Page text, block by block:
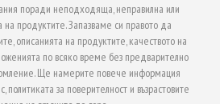
поради неподходяща, неправилна или
на продуктите. Запазваме си правото да
описанията на продуктите, качеството на
по всяко време без предварително
Ще намерите повече информация
политиката за поверителност и възрастовите